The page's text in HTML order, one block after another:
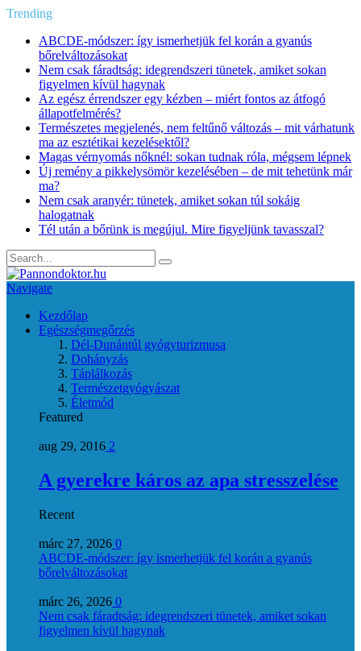
Trending
ABCDE‑módszer: így ismerhetjük fel korán a gyanús
bőrelváltozásokat
Nem csak fáradtság: idegrendszeri tünetek, amiket sokan
figyelmen kívül hagynak
Az egész érrendszer egy kézben – miért fontos az átfogó
állapotfelmérés?
Természetes megjelenés, nem feltűnő változás – mit várhatunk
ma az esztétikai kezelésektől?
Magas vérnyomás nőknél: sokan tudnak róla, mégsem lépnek
Új remény a pikkelysömör kezelésében – de mit tehetünk már
ma?
Nem csak aranyér: tünetek, amiket sokan túl sokáig
halogatnak
Tél után a bőrünk is megújul. Mire figyeljünk tavasszal?
Navigate
Kezdőlap
Egészségmegőrzés
Dél-Dunántúl gyógyturizmusa
Dohányzás
Táplálkozás
Természetgyógyászat
Életmód
Featured
aug 29, 2016 2
A gyerekre káros az apa stresszelése
Recent
márc 27, 2026 0
ABCDE‑módszer: így ismerhetjük fel korán a gyanús
bőrelváltozásokat
márc 26, 2026 0
Nem csak fáradtság: idegrendszeri tünetek, amiket sokan
figyelmen kívül hagynak